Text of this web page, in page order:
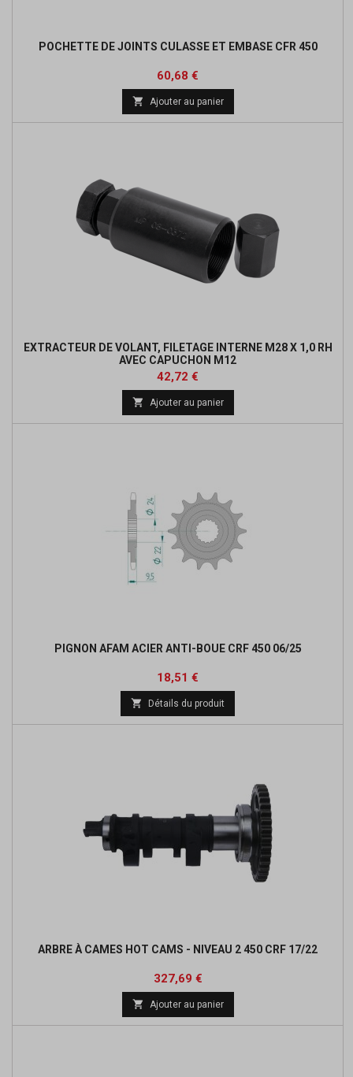
POCHETTE DE JOINTS CULASSE ET EMBASE CFR 450
Prix
60,68 €
base
 Ajouter au panier
EXTRACTEUR DE VOLANT, FILETAGE INTERNE M28 X 1,0 RH
AVEC CAPUCHON M12
Prix
42,72 €
 Ajouter au panier
PIGNON AFAM ACIER ANTI-BOUE CRF 450 06/25
Prix
18,51 €
base
 Détails du produit
ARBRE À CAMES HOT CAMS - NIVEAU 2 450 CRF 17/22
Prix
327,69 €Prix
de
base
 Ajouter au panier